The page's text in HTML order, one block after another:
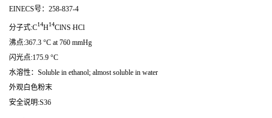
EINECS号：258-837-4
分子式:C14H14ClNS .HCl
沸点:367.3 °C at 760 mmHg
闪光点:175.9 °C
水溶性：Soluble in ethanol; almost soluble in water
外观白色粉末
安全说明:S36